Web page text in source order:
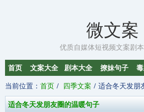
微文案
优质自媒体短视频文案剧
首页 文案大全 剧本大全 撩妹句子
当前位置： 首页 四季文案 适合冬天发朋
适合冬天发朋友圈的温暖句子